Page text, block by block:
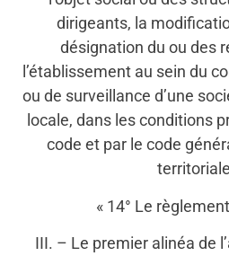
dirigeants, la
désignation du ou des
l’établissement au sein du
ou de surveillance d’une
locale, dans les conditions
code et par le code
« 14° Le
III. – Le premier alinéa de